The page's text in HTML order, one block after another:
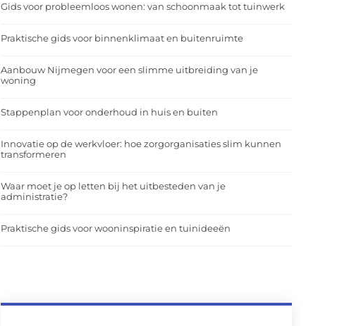
Gids voor probleemloos wonen: van schoonmaak tot tuinwerk
Praktische gids voor binnenklimaat en buitenruimte
Aanbouw Nijmegen voor een slimme uitbreiding van je
woning
Stappenplan voor onderhoud in huis en buiten
Innovatie op de werkvloer: hoe zorgorganisaties slim kunnen
transformeren
Waar moet je op letten bij het uitbesteden van je
administratie?
Praktische gids voor wooninspiratie en tuinideeën